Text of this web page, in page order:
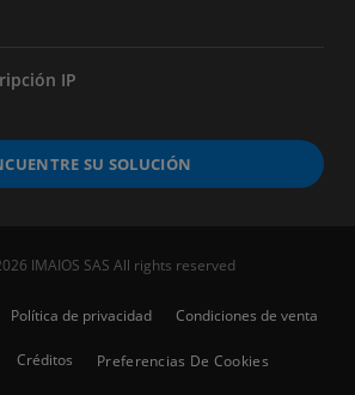
IP
SU SOLUCIÓN
IMAIOS SAS All rights reserved
Política de privacidad Condiciones de venta
Créditos Preferencias De Cookies